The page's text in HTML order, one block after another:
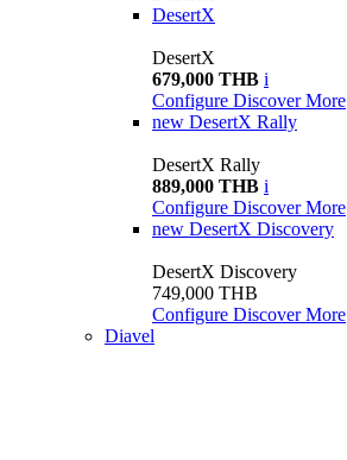
DesertX
DesertX
679,000 THB i
Configure Discover More
new DesertX Rally
DesertX Rally
889,000 THB i
Configure Discover More
new DesertX Discovery
DesertX Discovery
749,000 THB
Configure Discover More
Diavel